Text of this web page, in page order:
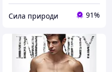
Сила природи 91%